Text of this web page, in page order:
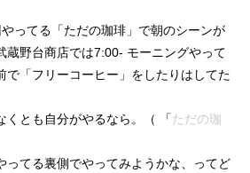
ってる「ただの珈琲」で朝のシーンが
蔵野台商店では7:00- モーニングやって
で「フリーコーヒー」をしたりはしてた
くとも自分がやるなら。（ 「ただの珈
ってる裏側でやってみようかな、ってど